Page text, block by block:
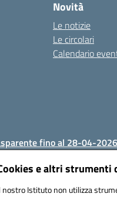
e altri strumenti
nostro Istituto non utilizza
Novità
Le notizie
Le circolari
Calendario
fino al 28-04-2026